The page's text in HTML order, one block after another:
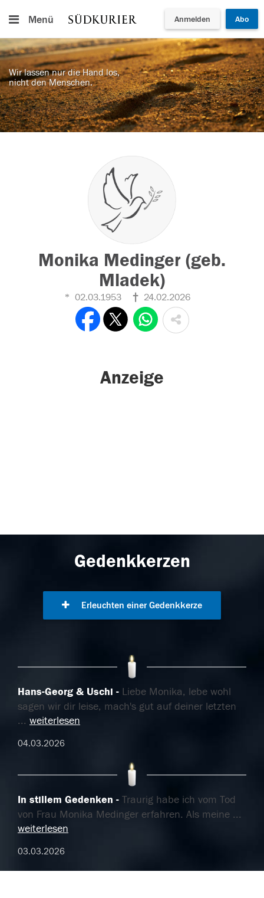
Menü Anmelden Abo
Wir lassen nur die Hand los,
nicht den Menschen.
Monika Medinger (geb.
Mladek)
02.03.1953 24.02.2026
Anzeige
Gedenkkerzen
Erleuchten einer Gedenkkerze
Hans-Georg & Uschi
Liebe Monika, lebe wohl
sagen wir dir leise, mach's gut auf deiner letzten
... weiterlesen
04.03.2026
In stillem Gedenken
Traurig habe ich vom Tod
von Frau Monika Medinger erfahren. Als meine ...
weiterlesen
03.03.2026